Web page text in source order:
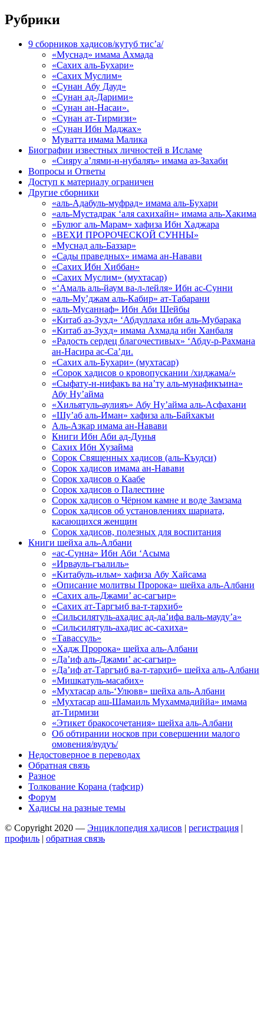
Рубрики
9 сборников хадисов/кутуб тис’а/
«Муснад» имама Ахмада
«Сахих аль-Бухари»
«Сахих Муслим»
«Сунан Абу Дауд»
«Сунан ад-Дарими»
«Сунан ан-Насаи».
«Сунан ат-Тирмизи»
«Сунан Ибн Маджах»
Муватта имама Малика
Биографии известных личностей в Исламе
«Сияру а’лями-н-нубаляъ» имама аз-Захаби
Вопросы и Ответы
Доступ к материалу ограничен
Другие сборники
«аль-Адабуль-муфрад» имама аль-Бухари
«аль-Мустадрак ‘аля сахихайн» имама аль-Хакима
«Булюг аль-Марам» хафиза Ибн Хаджара
«ВЕХИ ПРОРОЧЕСКОЙ СУННЫ»
«Муснад аль-Баззар»
«Сады праведных» имама ан-Навави
«Сахих Ибн Хиббан»
«Сахих Муслим» (мухтасар)
«‘Амаль аль-йаум ва-л-лейля» Ибн ас-Сунни
«аль-Му’джам аль-Кабир» ат-Табарани
«аль-Мусаннаф» Ибн Аби Шейбы
«Китаб аз-Зухд» ‘Абдуллаха ибн аль-Мубарака
«Китаб аз-Зухд» имама Ахмада ибн Ханбаля
«Радость сердец благочестивых» ‘Абду-р-Рахмана
ан-Насира ас-Са’ди.
«Сахих аль-Бухари» (мухтасар)
«Сорок хадисов о кровопускании /хиджама/»
«Сыфату-н-нифакъ ва на’ту аль-мунафикъина»
Абу Ну’айма
«Хильятуль-аулияъ» Абу Ну’айма аль-Асфахани
«Шу’аб аль-Иман» хафиза аль-Байхакъи
Аль-Азкар имама ан-Навави
Книги Ибн Аби ад-Дунья
Сахих Ибн Хузайма
Сорок Священных хадисов (аль-Къудси)
Сорок хадисов имама ан-Навави
Сорок хадисов о Каабе
Сорок хадисов о Палестине
Сорок хадисов о Чёрном камне и воде Замзама
Сорок хадисов об установлениях шариата,
касающихся женщин
Сорок хадисов, полезных для воспитания
Книги шейха аль-Албани
«ас-Сунна» Ибн Аби ‘Асыма
«Ирвауль-гъалиль»
«Китабуль-ильм» хафиза Абу Хайсама
«Описание молитвы Пророка» шейха аль-Албани
«Сахих аль-Джами’ ас-сагъир»
«Сахих ат-Таргъиб ва-т-тархиб»
«Сильсилятуль-ахадис ад-да’ифа валь-мауду’а»
«Сильсилятуль-ахадис ас-сахиха»
«Тавассуль»
«Хадж Пророка» шейха аль-Албани
«Да’иф аль-Джами’ ас-сагъир»
«Да’иф ат-Таргъиб ва-т-тархиб» шейха аль-Албани
«Мишкатуль-масабих»
«Мухтасар аль-‘Улювв» шейха аль-Албани
«Мухтасар аш-Шамаиль Мухаммадиййа» имама
ат-Тирмизи
«Этикет бракосочетания» шейха аль-Албани
Об обтирании носков при совершении малого
омовения/вудуъ/
Недостоверное в переводах
Обратная связь
Разное
Толкование Корана (тафсир)
Форум
Хадисы на разные темы
© Copyright 2020 — Энциклопедия хадисов | регистрация |
профиль | обратная связь